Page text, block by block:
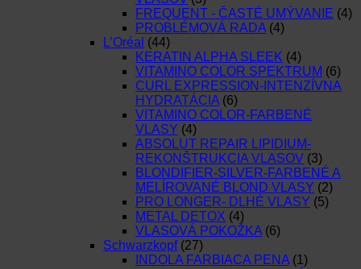
FREQUENT - ČASTÉ UMÝVANIE (4)
PROBLÉMOVÁ RADA (4)
L’Oréal (44)
KERATIN ALPHA SLEEK (4)
VITAMINO COLOR SPEKTRUM (6)
CURL EXPRESSION-INTENZÍVNA
HYDRATÁCIA (6)
VITAMINO COLOR-FARBENÉ
VLASY (4)
ABSOLUT REPAIR LIPIDIUM-
REKONŠTRUKCIA VLASOV (3)
BLONDIFIER-SILVER-FARBENÉ A
MELÍROVANÉ BLOND VLASY (2)
PRO LONGER- DLHÉ VLASY (5)
METAL DETOX (4)
VLASOVÁ POKOŽKA (6)
Schwarzkopf (27)
INDOLA FARBIACA PENA (1)